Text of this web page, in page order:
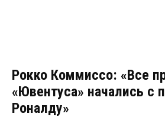
Рокко Коммиссо: «Все
«Ювентуса» начались с
Роналду»